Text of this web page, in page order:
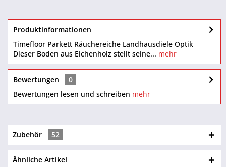
Produktinformationen
Timefloor Parkett Räuchereiche Landhausdiele Optik
Dieser Boden aus Eichenholz stellt seine... mehr
Bewertungen
0
Bewertungen lesen und schreiben mehr
Zubehör 52
Ähnliche Artikel